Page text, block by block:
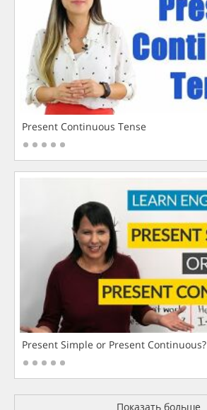
Present Continuous Tense
Present Simple or Present Continuous?
Показать больше